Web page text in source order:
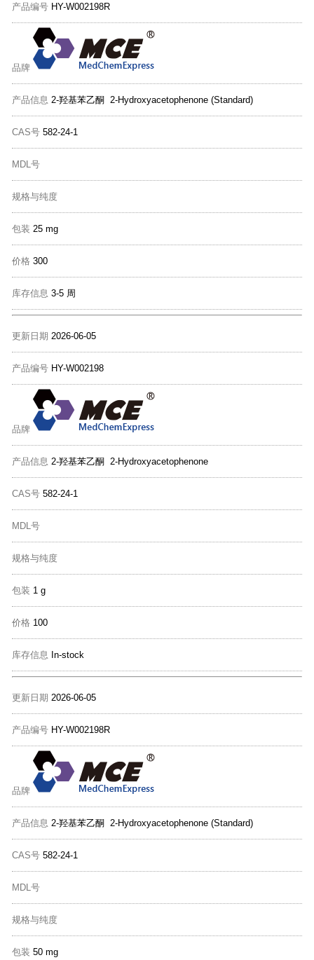
产品编号 HY-W002198R
品牌
产品信息 2-羟基苯乙酮 2-Hydroxyacetophenone (Standard)
CAS号 582-24-1
MDL号
规格与纯度
包装 25 mg
价格 300
库存信息 3-5 周
更新日期 2026-06-05
产品编号 HY-W002198
品牌
产品信息 2-羟基苯乙酮 2-Hydroxyacetophenone
CAS号 582-24-1
MDL号
规格与纯度
包装 1 g
价格 100
库存信息 In-stock
更新日期 2026-06-05
产品编号 HY-W002198R
品牌
产品信息 2-羟基苯乙酮 2-Hydroxyacetophenone (Standard)
CAS号 582-24-1
MDL号
规格与纯度
包装 50 mg